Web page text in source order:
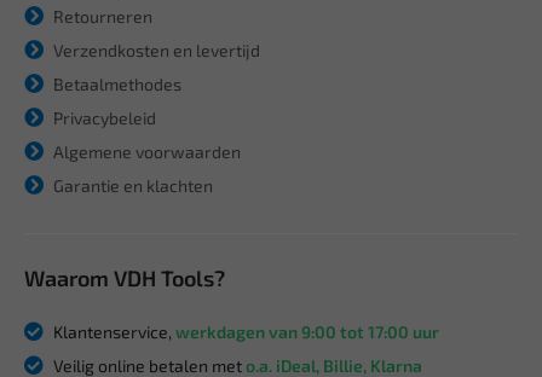
Retourneren
Verzendkosten en levertijd
Betaalmethodes
Privacybeleid
Algemene voorwaarden
Garantie en klachten
Waarom VDH Tools?
Klantenservice, werkdagen van 9:00 tot 17:00 uur
Veilig online betalen meto.a. iDeal, Billie, Klarna